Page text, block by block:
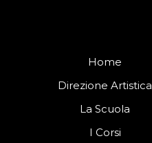
Home
Direzione Artistica
La Scuola
I Corsi